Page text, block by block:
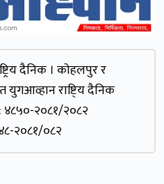
दैनिक । काेहलपुर र
युगआव्हान राष्टि्य दैनिक
४८५०-२०८१/२०८२
२०८१/०८२